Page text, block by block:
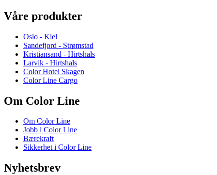
Våre produkter
Oslo - Kiel
Sandefjord - Strømstad
Kristiansand - Hirtshals
Larvik - Hirtshals
Color Hotel Skagen
Color Line Cargo
Om Color Line
Om Color Line
Jobb i Color Line
Bærekraft
Sikkerhet i Color Line
Nyhetsbrev